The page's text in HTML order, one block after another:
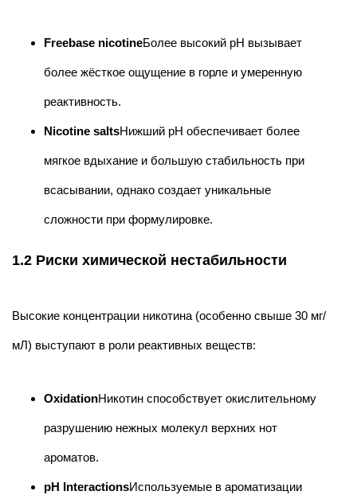
Freebase nicotineБолее высокий pH вызывает
более жёсткое ощущение в горле и умеренную
реактивность.
Nicotine saltsНижший pH обеспечивает более
мягкое вдыхание и большую стабильность при
всасывании, однако создает уникальные
сложности при формулировке.
1.2 Риски химической нестабильности
Высокие концентрации никотина (особенно свыше 30 мг/
мЛ) выступают в роли реактивных веществ:
OxidationНикотин способствует окислительному
разрушению нежных молекул верхних нот
ароматов.
pH InteractionsИспользуемые в ароматизации